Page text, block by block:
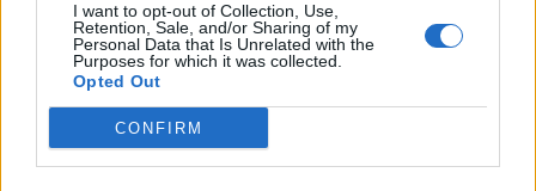
I want to opt-out of Collection, Use,
Retention, Sale, and/or Sharing of my
Personal Data that Is Unrelated with the
Purposes for which it was collected.
Opted Out
CONFIRM
Θέσεις εργασίας